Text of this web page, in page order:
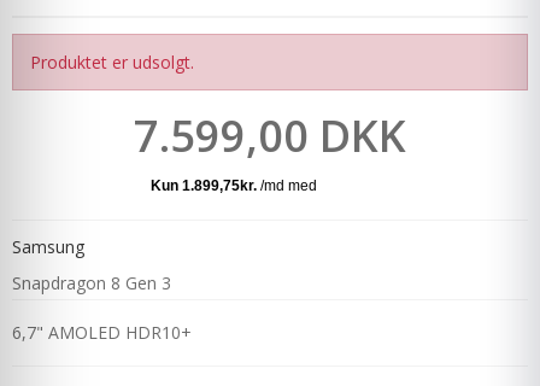
Produktet er udsolgt.
7.599,00 DKK
Samsung
Snapdragon 8 Gen 3
6,7" AMOLED HDR10+